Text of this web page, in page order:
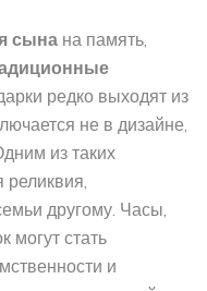
сына на память,
редко выходят из
не в дизайне,
из таких
другому. Часы,
могут стать
и